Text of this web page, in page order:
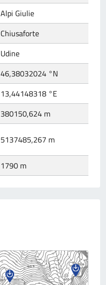
Alpi Giulie
Chiusaforte
Udine
46,38032024 °N
13,44148318 °E
380150,624 m
5137485,267 m
1790 m